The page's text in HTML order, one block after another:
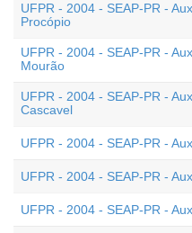
UFPR - 2004 - SEAP-PR -
Procópio
UFPR - 2004 - SEAP-PR -
Mourão
UFPR - 2004 - SEAP-PR -
Cascavel
UFPR - 2004 - SEAP-PR -
UFPR - 2004 - SEAP-PR -
UFPR - 2004 - SEAP-PR -